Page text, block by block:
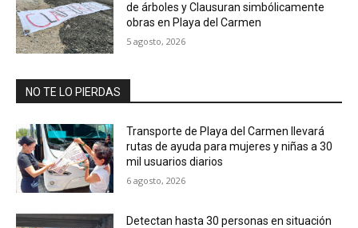
de árboles y Clausuran simbólicamente
obras en Playa del Carmen
5 agosto, 2026
NO TE LO PIERDAS
Transporte de Playa del Carmen llevará
rutas de ayuda para mujeres y niñas a 30
mil usuarios diarios
6 agosto, 2026
Detectan hasta 30 personas en situación